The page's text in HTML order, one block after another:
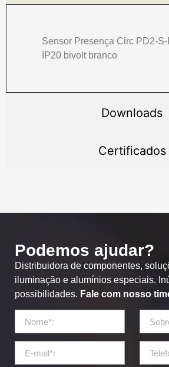
Downloads
Certificados
Sensor Presença Circ PD2-
IP20 bivolt branco
Podemos ajudar?
Distribuidora de componentes,
iluminação e alumínios especiais.
possibilidades. Fale com nosso